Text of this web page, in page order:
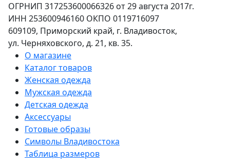
ОГРНИП 317253600066326 от 29 августа 2017г.
ИНН 253600946160 ОКПО 0119716097
609109, Приморский край, г. Владивосток,
ул. Черняховского, д. 21, кв. 35.
О магазине
Каталог товаров
Женская одежда
Мужская одежда
Детская одежда
Аксессуары
Готовые образы
Символы Владивостока
Таблица размеров